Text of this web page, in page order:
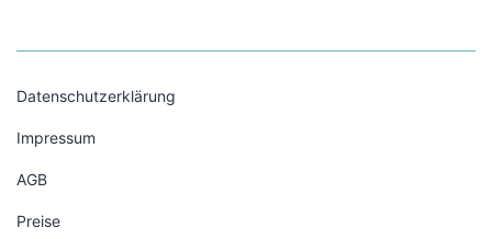
Datenschutzerklärung
Impressum
AGB
Preise